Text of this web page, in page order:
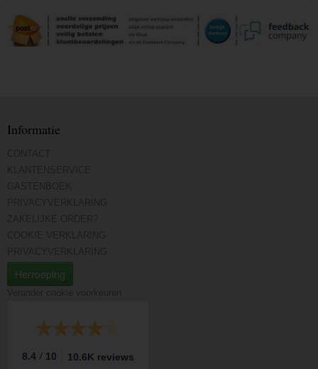
Informatie
Herroeping
8.4 / 10 10.6K reviews